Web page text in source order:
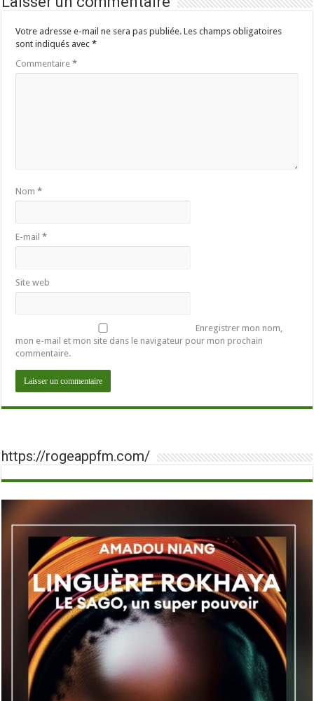
Votre adresse e-mail ne sera pas publiée. Les champs obligatoires
sont indiqués avec*
Commentaire*
Nom*
E-mail*
Site web
Enregistrer mon nom,
mon e-mail et mon site dans le navigateur pour mon prochain
commentaire.
https://rogeappfm.com/